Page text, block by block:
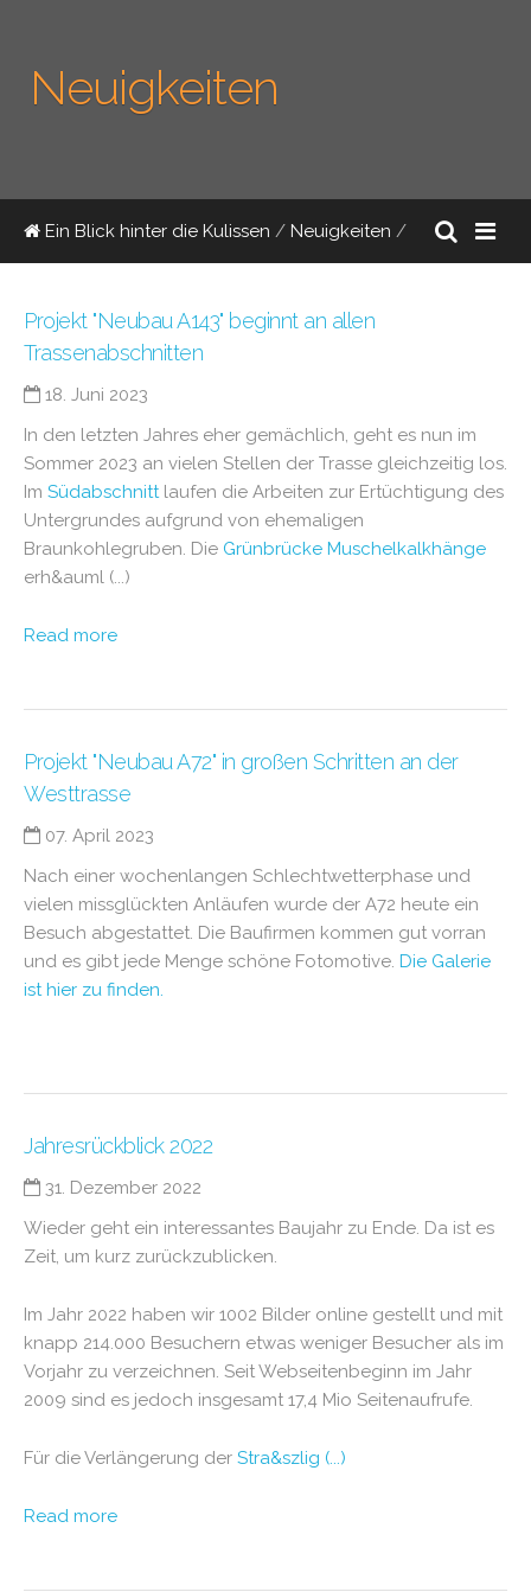
Neuigkeiten
Ein Blick hinter die Kulissen / Neuigkeiten /
Projekt "Neubau A143" beginnt an allen
Trassenabschnitten
18. Juni 2023
In den letzten Jahres eher gemächlich, geht es nun im
Sommer 2023 an vielen Stellen der Trasse gleichzeitig los.
Im Südabschnittlaufen die Arbeiten zur Ertüchtigung des
Untergrundes aufgrund von ehemaligen
Braunkohlegruben. Die Grünbrücke Muschelkalkhänge
erh&auml (...)
Read more
Projekt "Neubau A72" in großen Schritten an der
Westtrasse
07. April 2023
Nach einer wochenlangen Schlechtwetterphase und
vielen missglückten Anläufen wurde der A72 heute ein
Besuch abgestattet. Die Baufirmen kommen gut vorran
und es gibt jede Menge schöne Fotomotive. Die Galerie
ist hier zu finden.
Jahresrückblick 2022
31. Dezember 2022
Wieder geht ein interessantes Baujahr zu Ende. Da ist es
Zeit, um kurz zurückzublicken.
Im Jahr 2022 haben wir 1002 Bilder online gestellt und mit
knapp 214.000 Besuchern etwas weniger Besucher als im
Vorjahr zu verzeichnen. Seit Webseitenbeginn im Jahr
2009 sind es jedoch insgesamt 17,4 Mio Seitenaufrufe.
Für die Verlängerung der Stra&szlig (...)
Read more